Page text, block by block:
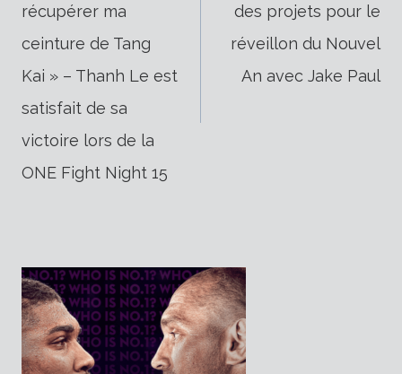
de
l’article
récupérer ma
ceinture de Tang
Kai » – Thanh Le est
satisfait de sa
victoire lors de la
ONE Fight Night 15
des projets pour le
réveillon du Nouvel
An avec Jake Paul